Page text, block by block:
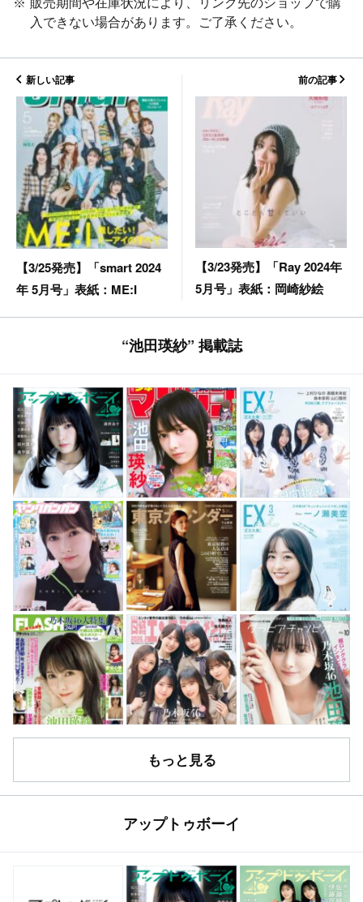
入できない場合があります。ご了承ください。
新しい記事
【3/25発売】「smart 2024
年 5月号」表紙：ME:I
前の記事
【3/23発売】「Ray 2024年
5月号」表紙：岡崎紗絵
“池田瑛紗” 掲載誌
もっと見る
アップトゥボーイ